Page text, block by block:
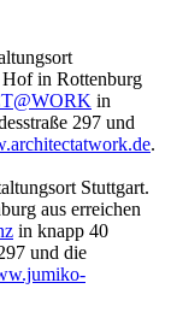
in Rottenburg
in
297 und
.
Stuttgart.
aus erreichen
in knapp 40
und die